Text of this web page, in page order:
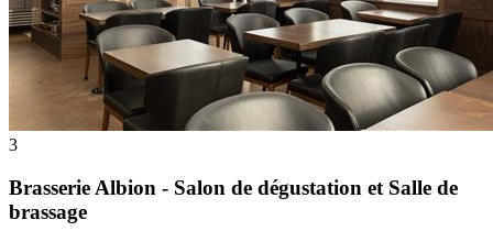
3
Brasserie Albion - Salon de dégustation et Salle de
brassage